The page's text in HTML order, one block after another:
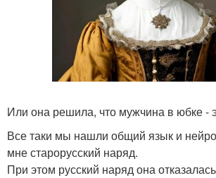
Или она решила, что мужчина в юбке -
Все таки мы нашли общий язык и
мне старорусский наряд.
При этом русский наряд она